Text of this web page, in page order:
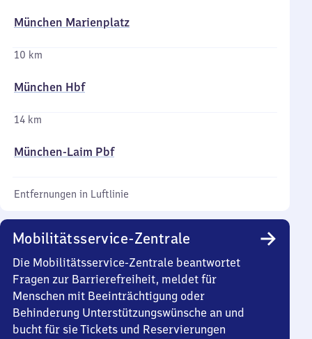
München Marienplatz
10 km
München Hbf
14 km
München-Laim Pbf
Entfernungen in Luftlinie
Mobilitätsservice-Zentrale
Die Mobilitätsservice-Zentrale beantwortet
Fragen zur Barrierefreiheit, meldet für
Menschen mit Beeinträchtigung oder
Behinderung Unterstützungswünsche an und
bucht für sie Tickets und Reservierungen